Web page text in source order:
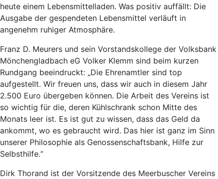
heute einem Lebensmittelladen. Was positiv auffällt: Die
Ausgabe der gespendeten Lebensmittel verläuft in
angenehm ruhiger Atmosphäre.
Franz D. Meurers und sein Vorstandskollege der Volksbank
Mönchengladbach eG Volker Klemm sind beim kurzen
Rundgang beeindruckt: „Die Ehrenamtler sind top
aufgestellt. Wir freuen uns, dass wir auch in diesem Jahr
2.500 Euro übergeben können. Die Arbeit des Vereins ist
so wichtig für die, deren Kühlschrank schon Mitte des
Monats leer ist. Es ist gut zu wissen, dass das Geld da
ankommt, wo es gebraucht wird. Das hier ist ganz im Sinn
unserer Philosophie als Genossenschaftsbank, Hilfe zur
Selbsthilfe.“
Dirk Thorand ist der Vorsitzende des Meerbuscher Vereins